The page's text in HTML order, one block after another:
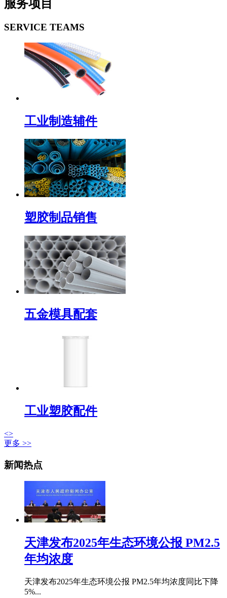
服务项目
SERVICE TEAMS
工业制造辅件
塑胶制品销售
五金模具配套
工业塑胶配件
<>
更多 >>
新闻热点
天津发布2025年生态环境公报 PM2.5
年均浓度
天津发布2025年生态环境公报 PM2.5年均浓度同比下降
5%...